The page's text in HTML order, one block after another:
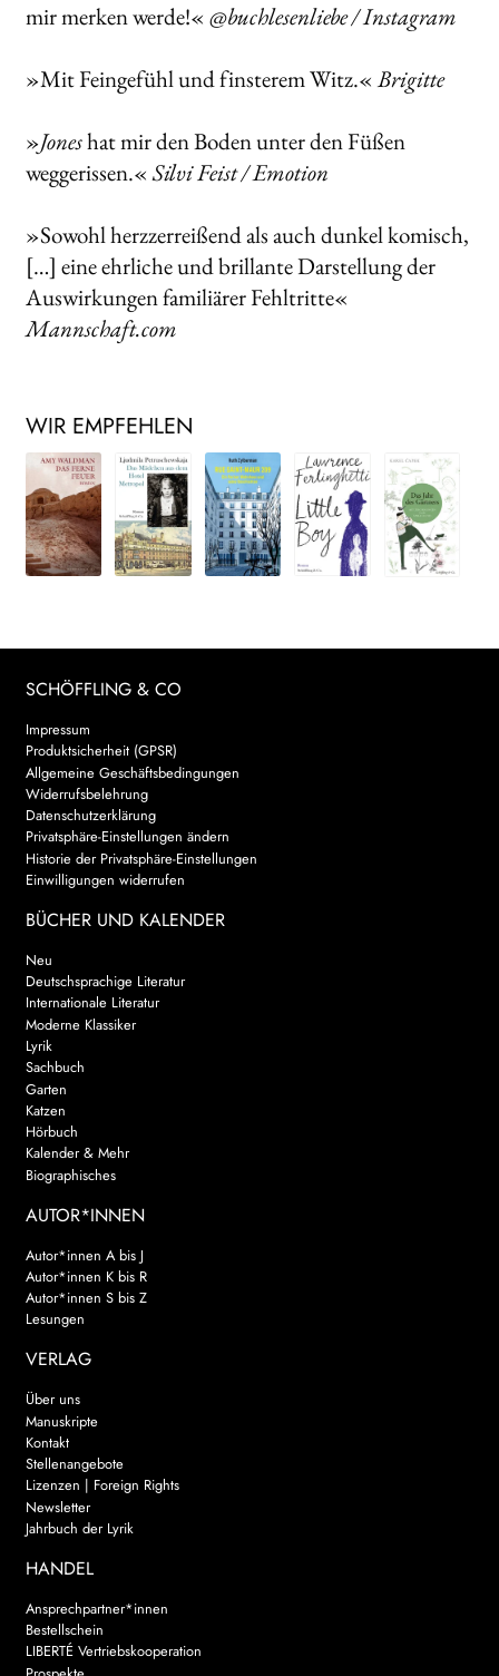
mir merken werde!« @buchlesenliebe / Instagram
»Mit Feingefühl und finsterem Witz.«Brigitte
»Joneshat mir den Boden unter den Füßen
weggerissen.«Silvi Feist / Emotion
»Sowohl herzzerreißend als auch dunkel komisch,
[…] eine ehrliche und brillante Darstellung der
Auswirkungen familiärer Fehltritte«
Mannschaft.com
WIR EMPFEHLEN
SCHÖFFLING & CO
Impressum
Produktsicherheit (GPSR)
Allgemeine Geschäftsbedingungen
Widerrufsbelehrung
Datenschutzerklärung
Privatsphäre-Einstellungen ändern
Historie der Privatsphäre-Einstellungen
Einwilligungen widerrufen
BÜCHER UND KALENDER
Neu
Deutschsprachige Literatur
Internationale Literatur
Moderne Klassiker
Lyrik
Sachbuch
Garten
Katzen
Hörbuch
Kalender & Mehr
Biographisches
AUTOR*INNEN
Autor*innen A bis J
Autor*innen K bis R
Autor*innen S bis Z
Lesungen
VERLAG
Über uns
Manuskripte
Kontakt
Stellenangebote
Lizenzen | Foreign Rights
Newsletter
Jahrbuch der Lyrik
HANDEL
Ansprechpartner*innen
Bestellschein
LIBERTÉ Vertriebskooperation